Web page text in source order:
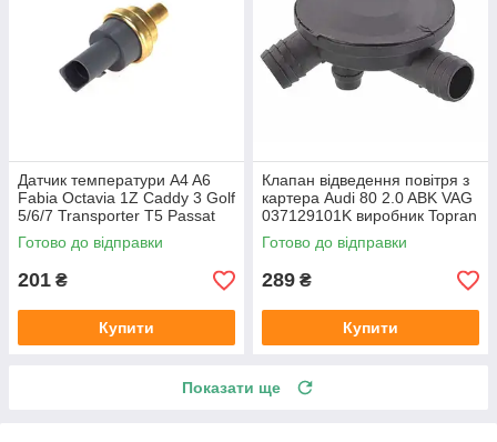
Датчик температури A4 A6
Fabia Octavia 1Z Caddy 3 Golf
5/6/7 Transporter T5 Passat
B6 (колір сірий)
Готово до відправки
201 ₴
Купити
Клапан відведення повітря з
картера Audi 80 2.0 ABK VAG
037129101K виробник Topran
Німеччина
Готово до відправки
289 ₴
Купити
Показати ще